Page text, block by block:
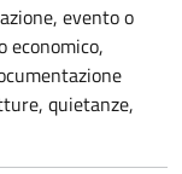
evento o
economico,
quietanze,